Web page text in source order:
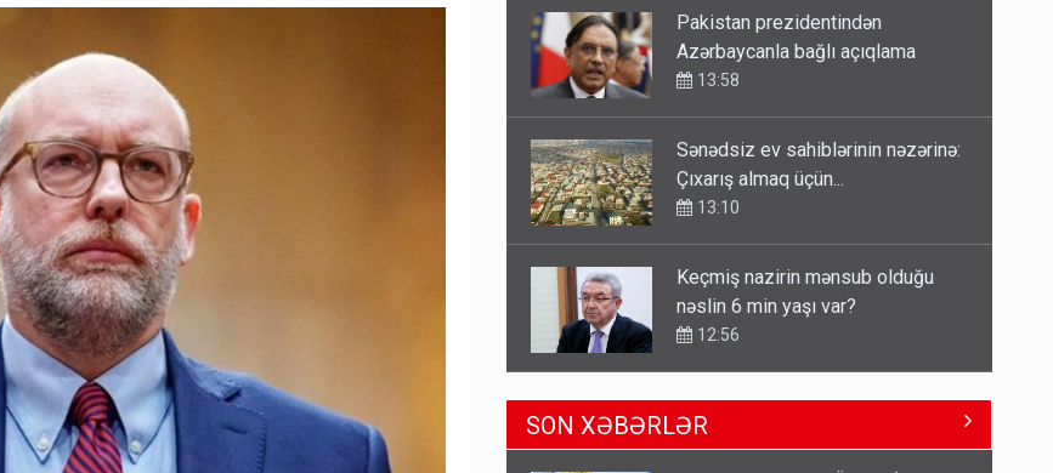
Sənədsiz ev sahiblərinin nəzərinə:
Çıxarış almaq üçün...
13:10
Keçmiş nazirin mənsub olduğu
nəslin 6 min yaşı var?
12:56
Britaniya Səfirliyi Vaşinqton
razılaşmasının ildönümü ilə bağlı
bəyanat yaydı
Paşinyan Əliyevə zəng
etməsindən danışdı
SON XƏBƏRLƏR